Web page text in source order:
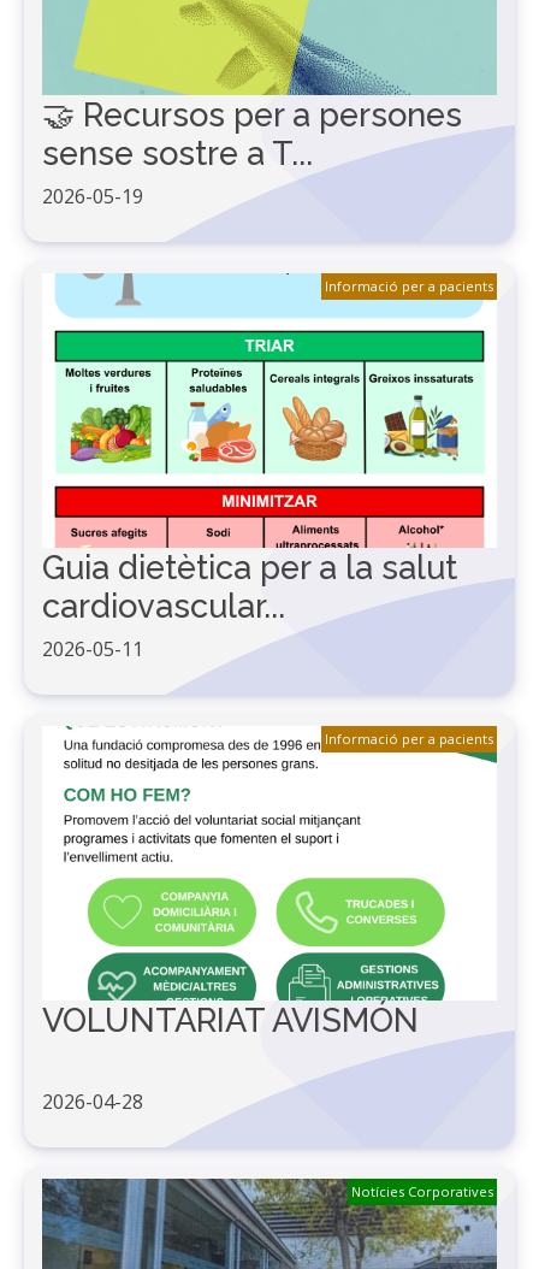
🤝 Recursos per a persones
sense sostre a T...
2026-05-19
Guia dietètica per a la salut
cardiovascular...
2026-05-11
Informació per a pacients
VOLUNTARIAT AVISMÓN
2026-04-28
Informació per a pacients
Notícies Corporatives